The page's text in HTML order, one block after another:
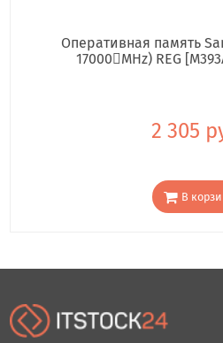
Оперативная память
17000񢋕MHz) REG
2 305
В